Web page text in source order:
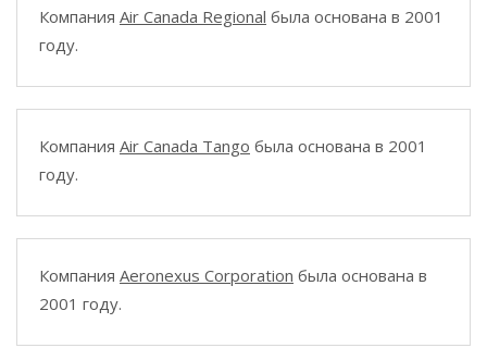
Компания Air Canada Regional была основана в 2001
году.
Компания Air Canada Tango была основана в 2001
году.
Компания Aeronexus Corporation была основана в
2001 году.